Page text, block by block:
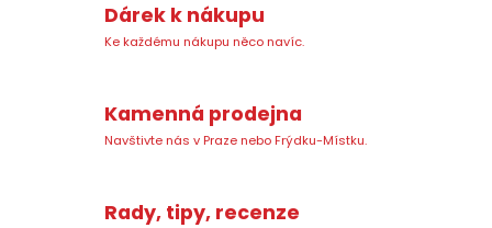
Dárek k nákupu
Ke každému nákupu něco navíc.
Kamenná prodejna
Navštivte nás v Praze nebo Frýdku-Místku.
Rady, tipy, recenze